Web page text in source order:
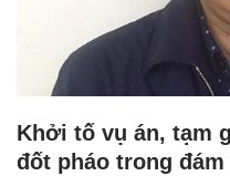
Khởi tố vụ án, tạm
đốt pháo trong